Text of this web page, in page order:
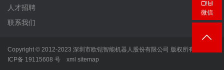
人才招聘
联系我们
Copyright © 2012-2023 深圳市欧铠智能机器人股份有限公司 版权所有
ICP备 19115608 号
xml sitemap
微信